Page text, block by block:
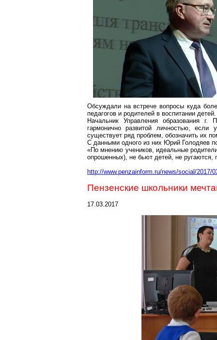
Обсуждали на встрече вопросы куда
педагогов и родителей в воспитании детей.
Начальник Управления образования г.
гармонично развитой личностью,
существует ряд проблем, обозначить их
С данными одного из них Юрий Голодяев
«По мнению учеников, идеальные
опрошенных), не бьют детей, не
http://www.penzainform.ru/news/social/
Пензенские школьники
17.03.2017